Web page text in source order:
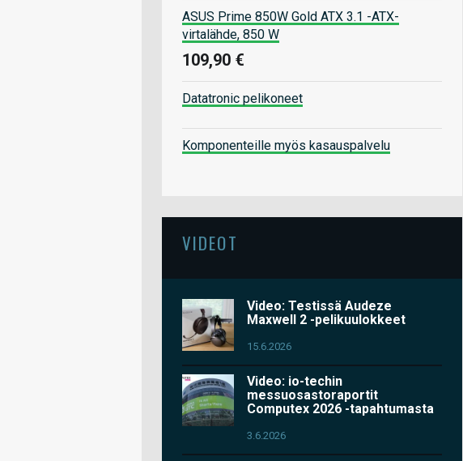
ASUS Prime 850W Gold ATX 3.1 -ATX-
virtalähde, 850 W
109,90 €
Datatronic pelikoneet
Komponenteille myös kasauspalvelu
VIDEOT
Video: Testissä Audeze
Maxwell 2 -pelikuulokkeet
15.6.2026
Video: io-techin
messuosastoraportit
Computex 2026 -tapahtumasta
3.6.2026